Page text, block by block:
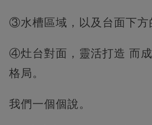
③水槽區域，以及台面下方
④灶台對面，靈活打造 而
格局。
我們一個個說。